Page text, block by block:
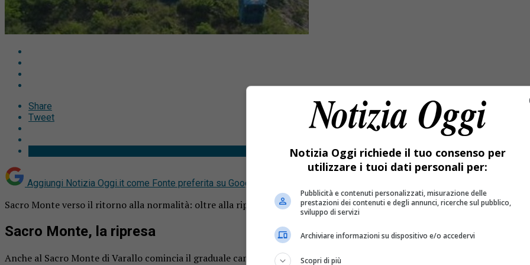
Share
Tweet
Aggiungi Notizia Oggi.it come Fonte preferita su Google
Sacro Monte verso il ritorno alla normalità: oltre alla ripresa della celebrazione delle messe, è stata riattivata la funivia.
Sacro Monte, la ripresa
Anche al Sacro Monte di Varallo comincia il graduale cammino verso la normalità. Dopo la
Notizia Oggi richiede il tuo consenso per
utilizzare i tuoi dati personali per:
Pubblicità e contenuti personalizzati, misurazione delle
prestazioni dei contenuti e degli annunci, ricerche sul pubblico,
sviluppo di servizi
Archiviare informazioni su dispositivo e/o accedervi
Scopri di più